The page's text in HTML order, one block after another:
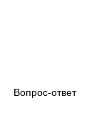
Вопрос-ответ